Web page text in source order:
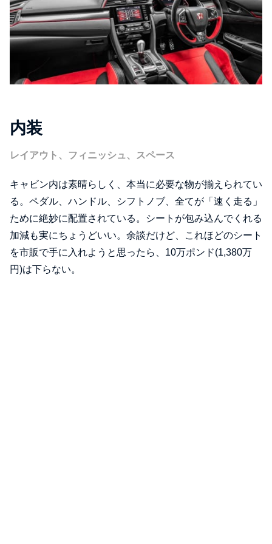
内装
レイアウト、フィニッシュ、スペース
キャビン内は素晴らしく、本当に必要な物が揃えられてい
る。ペダル、ハンドル、シフトノブ、全てが「速く走る」
ために絶妙に配置されている。シートが包み込んでくれる
加減も実にちょうどいい。余談だけど、これほどのシート
を市販で手に入れようと思ったら、10万ポンド(1,380万
円)は下らない。